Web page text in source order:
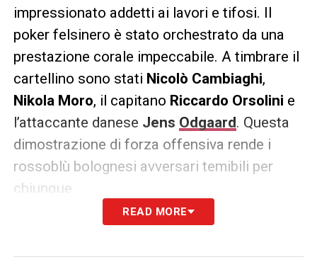
impressionato addetti ai lavori e tifosi. Il
poker felsinero è stato orchestrato da una
prestazione corale impeccabile. A timbrare il
cartellino sono stati Nicolò Cambiaghi,
Nikola Moro, il capitano Riccardo Orsolini e
l’attaccante danese Jens Odgaard. Questa
dimostrazione di forza offensiva rende i
rossoblù bolognesi avversari temibili per
chiunque.
La sfida della Domus non sarà solo un
READ MORE